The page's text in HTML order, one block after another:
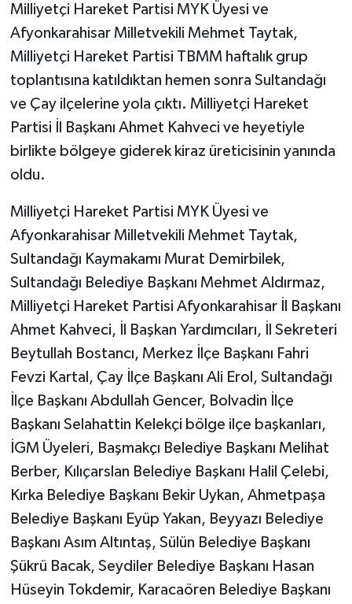
Milliyetçi Hareket Partisi MYK Üyesi ve
Afyonkarahisar Milletvekili Mehmet Taytak,
Milliyetçi Hareket Partisi TBMM haftalık grup
toplantısına katıldıktan hemen sonra Sultandağı
ve Çay ilçelerine yola çıktı. Milliyetçi Hareket
Partisi İl Başkanı Ahmet Kahveci ve heyetiyle
birlikte bölgeye giderek kiraz üreticisinin yanında
oldu.
Milliyetçi Hareket Partisi MYK Üyesi ve
Afyonkarahisar Milletvekili Mehmet Taytak,
Sultandağı Kaymakamı Murat Demirbilek,
Sultandağı Belediye Başkanı Mehmet Aldırmaz,
Milliyetçi Hareket Partisi Afyonkarahisar İl Başkanı
Ahmet Kahveci, İl Başkan Yardımcıları, İl Sekreteri
Beytullah Bostancı, Merkez İlçe Başkanı Fahri
Fevzi Kartal, Çay İlçe Başkanı Ali Erol, Sultandağı
İlçe Başkanı Abdullah Gencer, Bolvadin İlçe
Başkanı Selahattin Kelekçi bölge ilçe başkanları,
İGM Üyeleri, Başmakçı Belediye Başkanı Melihat
Berber, Kılıçarslan Belediye Başkanı Halil Çelebi,
Kırka Belediye Başkanı Bekir Uykan, Ahmetpaşa
Belediye Başkanı Eyüp Yakan, Beyyazı Belediye
Başkanı Asım Altıntaş, Sülün Belediye Başkanı
Şükrü Bacak, Seydiler Belediye Başkanı Hasan
Hüseyin Tokdemir, Karacaören Belediye Başkanı